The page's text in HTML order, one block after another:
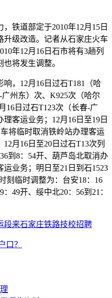
铁道部定于2010年12月15日
升级改造。记者从石家庄火车
年12月16日石市将有3趟列
将发生调整。
，12月16日过石T181（哈
州东）次、K925次（哈尔
16日过石T123次（长春-广
客运业务；12月16日至19日
将临时取消铁岭站办理客运
月16日至20日过石T13次列
到8：54开、葫芦岛北取消办
业务；明日至21日到石1523
刻临时调整为：台安18：16
49开、绥中北20：56到21：
段来石家庄铁路技校招聘
口？